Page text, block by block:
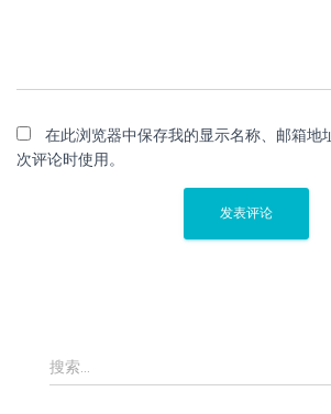
在此浏览器中保存我的显示名称、邮箱地
次评论时使用。
搜
索
搜索…